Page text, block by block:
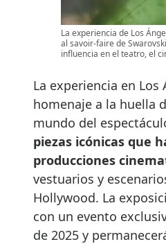
La experiencia de Los
al savoir-faire de
influencia en el teatro, el
La experiencia en Los
homenaje a la huella
mundo del
piezas icónicas que
producciones
vestuarios y
Hollywood. La
con un evento
de 2025 y